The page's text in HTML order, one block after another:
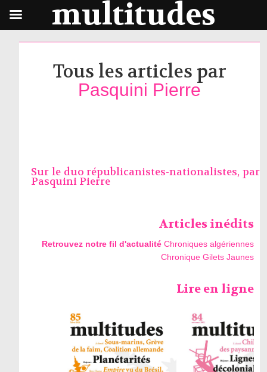
Tous les articles par
Pasquini Pierre
Sur le duo républicanistes-nationalistes, par
Pasquini Pierre
Articles inédits
Retrouvez notre fil d'actualité Chroniques algériennes
Chronique Gilets Jaunes
Lire en ligne
multitudes